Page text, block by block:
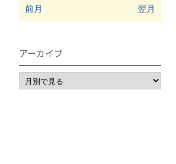
前月 翌月
アーカイブ